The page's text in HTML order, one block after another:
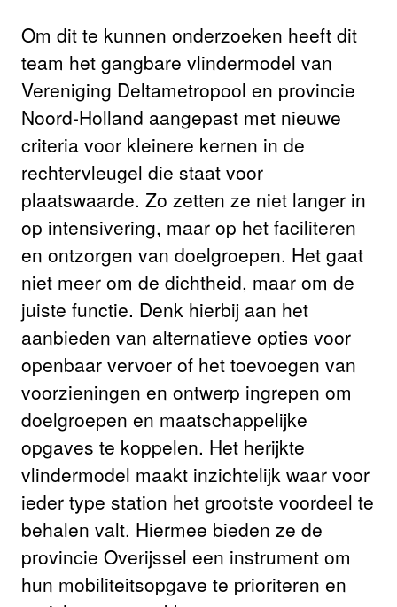
Om dit te kunnen onderzoeken heeft dit
team het gangbare vlindermodel van
Vereniging Deltametropool en provincie
Noord-Holland aangepast met nieuwe
criteria voor kleinere kernen in de
rechtervleugel die staat voor
plaatswaarde. Zo zetten ze niet langer in
op intensivering, maar op het faciliteren
en ontzorgen van doelgroepen. Het gaat
niet meer om de dichtheid, maar om de
juiste functie. Denk hierbij aan het
aanbieden van alternatieve opties voor
openbaar vervoer of het toevoegen van
voorzieningen en ontwerp ingrepen om
doelgroepen en maatschappelijke
opgaves te koppelen. Het herijkte
vlindermodel maakt inzichtelijk waar voor
ieder type station het grootste voordeel te
behalen valt. Hiermee bieden ze de
provincie Overijssel een instrument om
hun mobiliteitsopgave te prioriteren en